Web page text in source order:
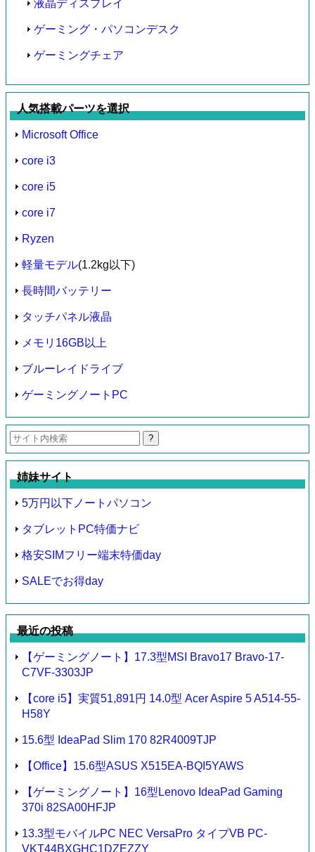
液晶ディスプレイ
ゲーミング・パソコンデスク
ゲーミングチェア
人気搭載パーツを選択
Microsoft Office
core i3
core i5
core i7
Ryzen
軽量モデル(1.2kg以下)
長時間バッテリー
タッチパネル液晶
メモリ16GB以上
ブルーレイドライブ
ゲーミングノートPC
検
索:
姉妹サイト
5万円以下ノートパソコン
タブレットPC特価ナビ
格安SIMフリー端末特価day
SALEでお得day
最近の投稿
【ゲーミングノート】17.3型MSI Bravo17 Bravo-17-
C7VF-3303JP
【core i5】実質51,891円 14.0型 Acer Aspire 5 A514-55-
H58Y
15.6型 IdeaPad Slim 170 82R4009TJP
【Office】15.6型ASUS X515EA-BQI5YAWS
【ゲーミングノート】16型Lenovo IdeaPad Gaming
370i 82SA00HFJP
13.3型モバイルPC NEC VersaPro タイプVB PC-
VKT44BXGHC1DZEZZY